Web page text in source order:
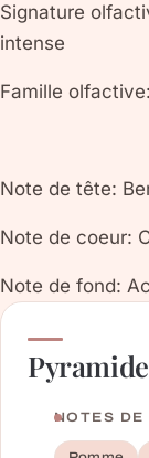
Signature
intense
Famille
Note de tête:
Note de coeur:
Note de fond:
NOTES DE